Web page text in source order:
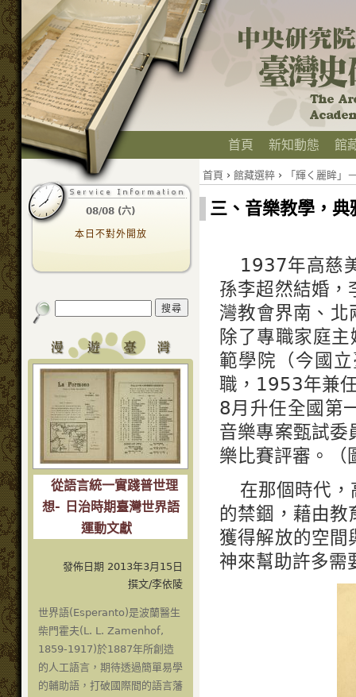
首頁 新知動態 館
08/08 (六)
本日不對外開放
從語言統一實踐普世理
想- 日治時期臺灣世界語
運動文獻
發佈日期 2013年3月15日
撰文/李依陵
世界語(Esperanto)是波蘭醫生
柴門霍夫(L. L. Zamenhof,
1859-1917)於1887年所創造
的人工語言，期待透過簡單易學
的輔助語，打破國際間的語言藩
首頁 › 館藏選粹› 「輝く麗眸」
三、音樂教學，典
1937年高慈
孫李超然結婚，
灣教會界南、
除了專職家庭
範學院（今國
職，1953年兼
8月升任全國第
音樂專案甄試委
樂比賽評審。
在那個時代
的禁錮，藉由
獲得解放的空間
神來幫助許多需